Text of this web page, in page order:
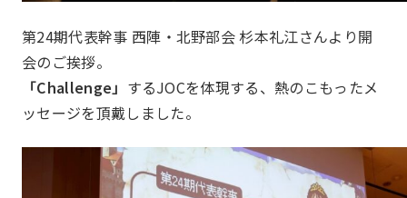
第24期代表幹事 西陣・北野部会 杉本礼江さんより開
会のご挨拶。
「Challenge」 するJOCを体現する、熱のこもったメ
ッセージを頂戴しました。